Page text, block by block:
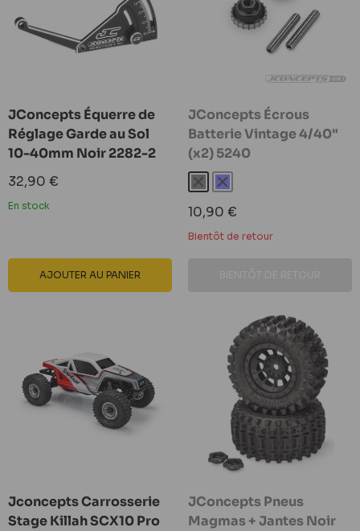
JConcepts Équerre de
Réglage Garde au Sol
10-40mm Noir 2282-2
Prix
réduit
32,90 €
En stock
AJOUTER AU PANIER
JConcepts Écrous
Batterie Vintage 4/40"
(x2) 5240
Noir Bleu
Prix
réduit
10,90 €
Bientôt de retour
Jconcepts Carrosserie
Stage Killah SCX10 Pro
JConcepts Pneus
Magmas + Jantes Noir